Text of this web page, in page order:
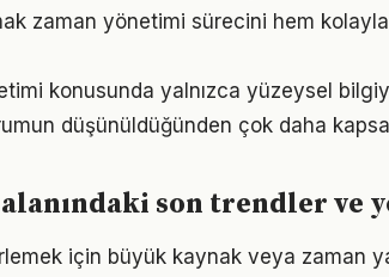
zaman yönetimi sürecini hem
konusunda yalnızca yüzeysel
düşünüldüğünden çok daha
son trendler ve
için büyük kaynak veya zaman